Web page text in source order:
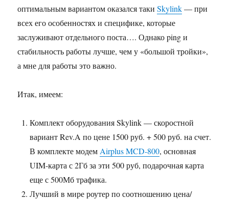
оптимальным вариантом оказался такиSkylink— при
всех его особенностях и специфике, которые
заслуживают отдельного поста…. Однако ping и
стабильность работы лучше, чем у «большой тройки»,
а мне для работы это важно.
Итак, имеем:
Комплект оборудования Skylink — скоростной
вариант Rev.A по цене 1500 руб. + 500 руб. на счет.
В комплекте модем Airplus MCD-800, основная
UIM-карта с 2Гб за эти 500 руб, подарочная карта
еще с 500Мб трафика.
Лучший в мире роутер по соотношению цена/